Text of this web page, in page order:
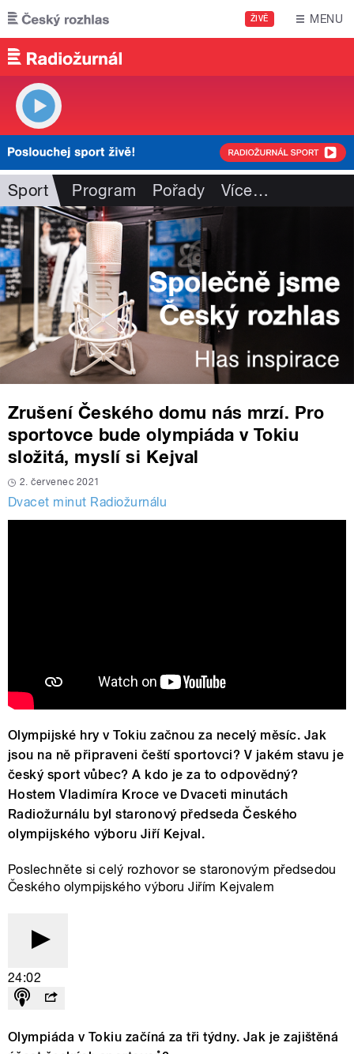
Přejít k hlavnímu obsahu
ŽIVĚ MENU
Sport Program Pořady Více…
Zrušení Českého domu nás mrzí. Pro
sportovce bude olympiáda v Tokiu
složitá, myslí si Kejval
2. červenec 2021
Dvacet minut Radiožurnálu
Olympijské hry v Tokiu začnou za necelý měsíc. Jak
jsou na ně připraveni čeští sportovci? V jakém stavu je
český sport vůbec? A kdo je za to odpovědný?
Hostem Vladimíra Kroce ve Dvaceti minutách
Radiožurnálu byl staronový předseda Českého
olympijského výboru Jiří Kejval.
Poslechněte si celý rozhovor se staronovým předsedou
Českého olympijského výboru Jiřím Kejvalem
24:02
Olympiáda v Tokiu začíná za tři týdny. Jak je zajištěná